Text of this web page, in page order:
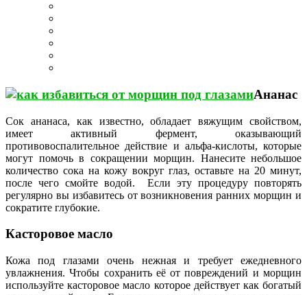
Ананас
Сок ананаса, как известно, обладает вяжущим свойством,
имеет активный фермент, оказывающий
противовоспалительное действие и альфа-кислоты, которые
могут помочь в сокращении морщин. Нанесите небольшое
количество сока на кожу вокруг глаз, оставьте на 20 минут,
после чего смойте водой. Если эту процедуру повторять
регулярно вы избавитесь от возникновения ранних морщин и
сократите глубокие.
Касторовое масло
Кожа под глазами очень нежная и требует ежедневного
увлажнения. Чтобы сохранить её от повреждений и морщин
используйте касторовое масло которое действует как богатый